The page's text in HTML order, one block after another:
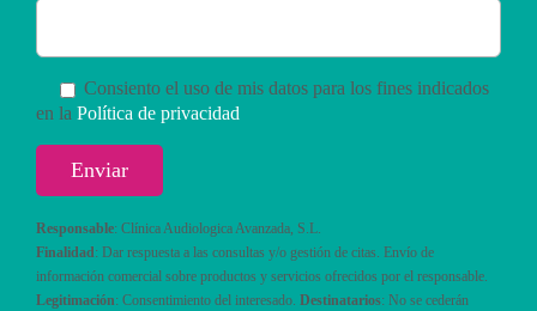
Consiento el uso de mis datos para los fines indicados
en la Política de privacidad
Responsable: Clínica Audiologica Avanzada, S.L.
Finalidad: Dar respuesta a las consultas y/o gestión de citas. Envío de
información comercial sobre productos y servicios ofrecidos por el responsable.
Legitimación: Consentimiento del interesado. Destinatarios: No se cederán